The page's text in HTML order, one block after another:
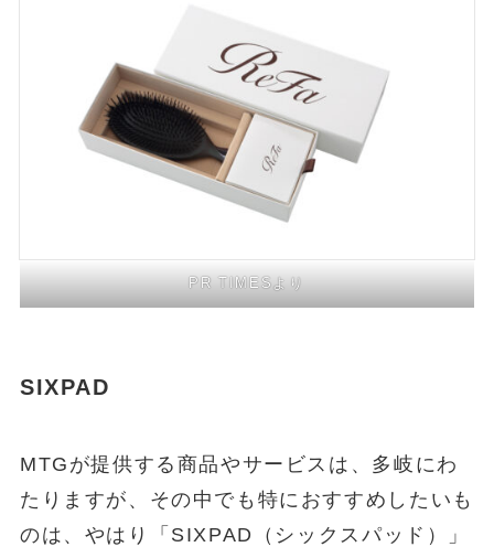
PR TIMESより
SIXPAD
MTGが提供する商品やサービスは、多岐にわ
たりますが、その中でも特におすすめしたいも
のは、やはり「SIXPAD（シックスパッド）」